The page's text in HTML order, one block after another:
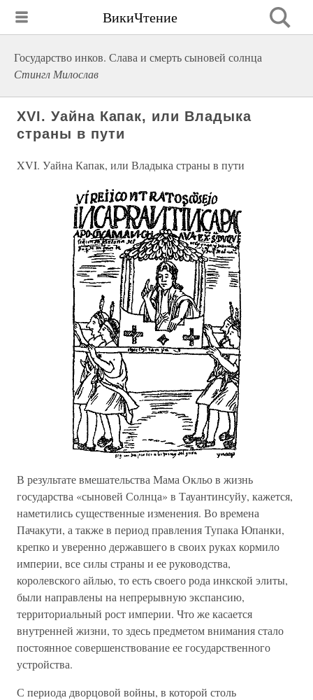
ВикиЧтение
Государство инков. Слава и смерть сыновей солнца
Стингл Милослав
XVI. Уайна Капак, или Владыка
страны в пути
XVI. Уайна Капак, или Владыка страны в пути
В результате вмешательства Мама Окльо в жизнь
государства «сыновей Солнца» в Тауантинсуйу, кажется,
наметились существенные изменения. Во времена
Пачакути, а также в период правления Тупака Юпанки,
крепко и уверенно державшего в своих руках кормило
империи, все силы страны и ее руководства,
королевского айлью, то есть своего рода инкской элиты,
были направлены на непрерывную экспансию,
территориальный рост империи. Что же касается
внутренней жизни, то здесь предметом внимания стало
постоянное совершенствование ее государственного
устройства.
С периода дворцовой войны, в которой столь